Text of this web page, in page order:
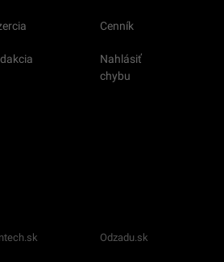
Cenník
Nahlásiť
chybu
Odzadu.sk